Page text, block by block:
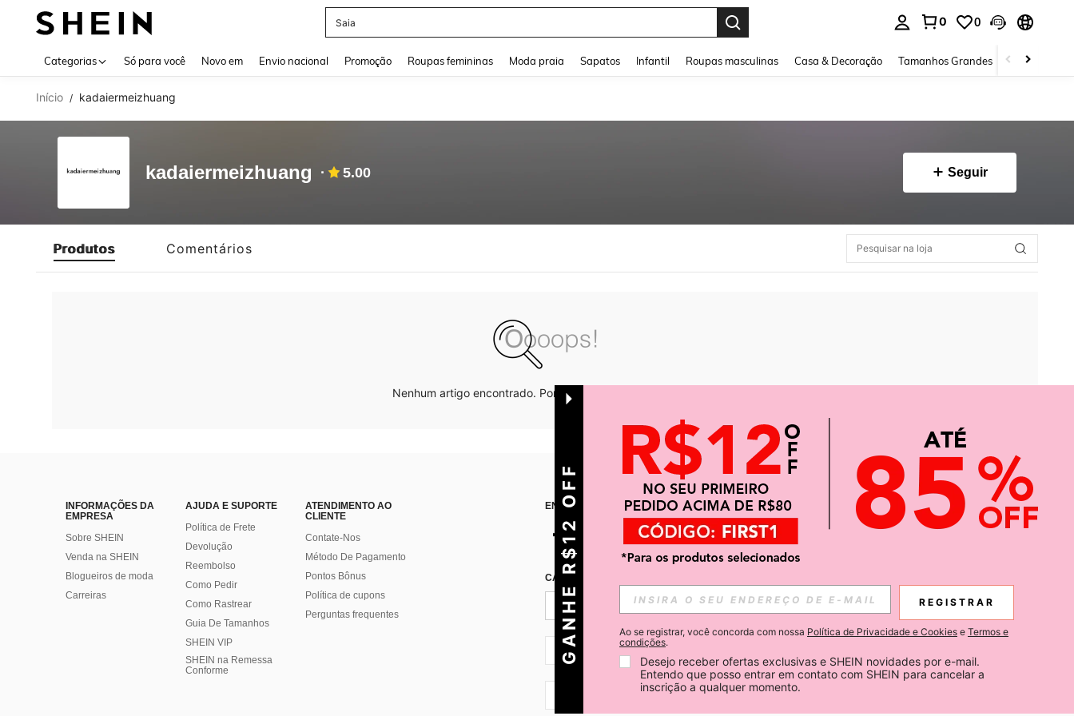
Saia
0 0
Categorias Só para você Novo em Envio nacional Promoção Roupas femininas Moda praia Sapatos Infantil Roupas masculinas Casa & Decoração Tamanhos Grandes Joias e
Início / kadaiermeizhuang
kadaiermeizhuang 5.00 Seguir
Produtos Comentários
Nenhum artigo encontrado. Por favor tente outras opções.
INFORMAÇÕES DA
EMPRESA
Sobre SHEIN
Venda na SHEIN
Blogueiros de moda
Carreiras
AJUDA E SUPORTE
Política de Frete
Devolução
Reembolso
Como Pedir
Como Rastrear
Guia De Tamanhos
SHEIN VIP
SHEIN na Remessa
Conforme
ATENDIMENTO AO
CLIENTE
Contate-Nos
Método De Pagamento
Pontos Bônus
Política de cupons
Perguntas frequentes
ENCONTRE-NOS EM APP
CADASTRE-SE PARA RECEBER NOTÍCIAS SOBRE SHEIN.
Inscreva-se
BR + 55
GANHE R$12 OFF REGISTRAR
Ao se registrar, você concorda com nossa Política de Privacidade e Cookies e Termos e
condições.
Desejo receber ofertas exclusivas e SHEIN novidades por e-mail.
Entendo que posso entrar em contato com SHEIN para cancelar a
inscrição a qualquer momento.